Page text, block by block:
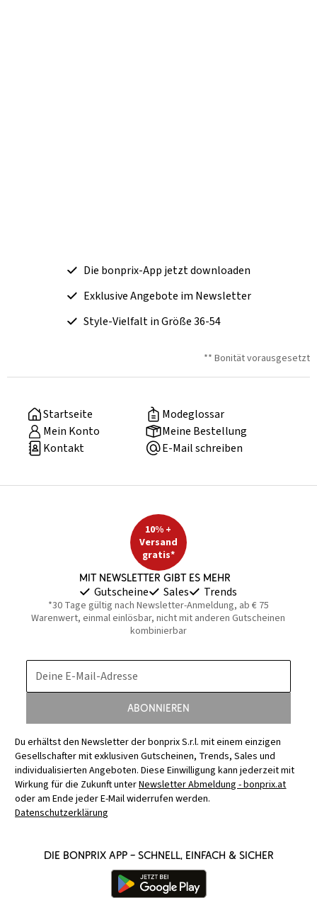
Die bonprix-App jetzt downloaden
Exklusive Angebote im Newsletter
Style-Vielfalt in Größe 36-54
** Bonität vorausgesetzt
Startseite
Modeglossar
Mein Konto
Meine Bestellung
Kontakt
E-Mail schreiben
10% +
Versand
gratis*
Mit Newsletter gibt es mehr
Gutscheine Sales Trends
*30 Tage gültig nach Newsletter-Anmeldung, ab € 75
Warenwert, einmal einlösbar, nicht mit anderen Gutscheinen
kombinierbar
Deine E-Mail-Adresse
Abonnieren
Du erhältst den Newsletter der bonprix S.r.l. mit einem einzigen
Gesellschafter mit exklusiven Gutscheinen, Trends, Sales und
individualisierten Angeboten. Diese Einwilligung kann jederzeit mit
Wirkung für die Zukunft unterNewsletter Abmeldung - bonprix.at
oder am Ende jeder E-Mail widerrufen werden.
Datenschutzerklärung
Die bonprix App – schnell, einfach & sicher